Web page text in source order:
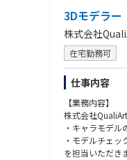
3Dモデラー
株式会社
在宅勤務可
仕事内容
【業務内容】
株式会社
・キャラモデル
・モデルチェッ
を担当いただき